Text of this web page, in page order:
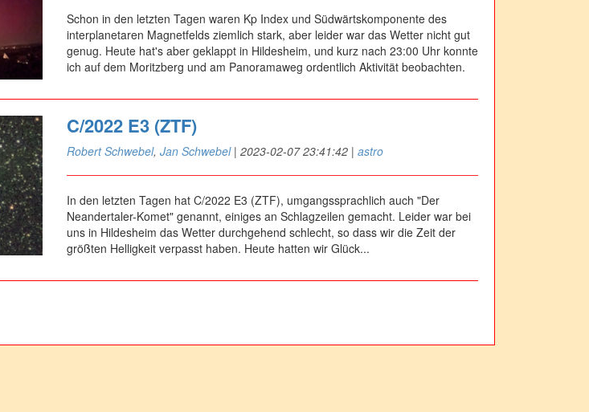
Schon in den letzten Tagen waren Kp Index und Südwärtskomponente des
interplanetaren Magnetfelds ziemlich stark, aber leider war das Wetter nicht gut
genug. Heute hat's aber geklappt in Hildesheim, und kurz nach 23:00 Uhr konnte
ich auf dem Moritzberg und am Panoramaweg ordentlich Aktivität beobachten.
C/2022 E3 (ZTF)
Robert Schwebel, Jan Schwebel| 2023-02-07 23:41:42| astro
In den letzten Tagen hat C/2022 E3 (ZTF), umgangssprachlich auch "Der
Neandertaler-Komet" genannt, einiges an Schlagzeilen gemacht. Leider war bei
uns in Hildesheim das Wetter durchgehend schlecht, so dass wir die Zeit der
größten Helligkeit verpasst haben. Heute hatten wir Glück...